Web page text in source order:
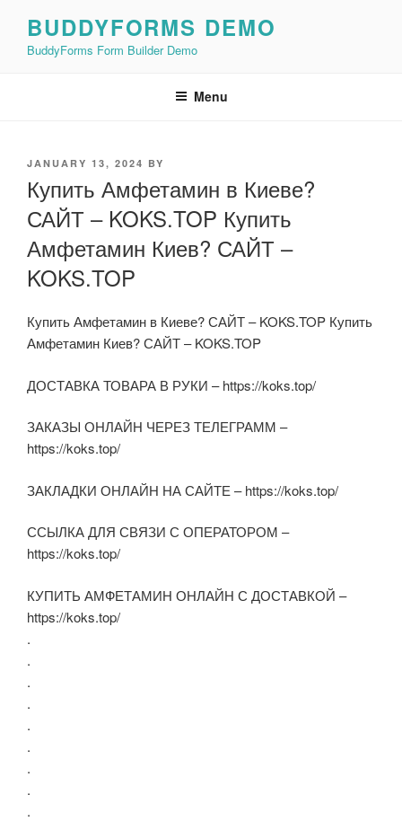
content
BUDDYFORMS DEMO
BuddyForms Form Builder Demo
Menu
POSTED
JANUARY 13, 2024 BY
Купить Амфетамин в Киеве?
САЙТ – KOKS.TOP Купить
Амфетамин Киев? САЙТ –
KOKS.TOP
Купить Амфетамин в Киеве? САЙТ – KOKS.TOP Купить
Амфетамин Киев? САЙТ – KOKS.TOP
ДОСТАВКА ТОВАРА В РУКИ – https://koks.top/
ЗАКАЗЫ ОНЛАЙН ЧЕРЕЗ ТЕЛЕГРАММ –
https://koks.top/
ЗАКЛАДКИ ОНЛАЙН НА САЙТЕ – https://koks.top/
ССЫЛКА ДЛЯ СВЯЗИ С ОПЕРАТОРОМ –
https://koks.top/
КУПИТЬ АМФЕТАМИН ОНЛАЙН С ДОСТАВКОЙ –
https://koks.top/
.
.
.
.
.
.
.
.
.